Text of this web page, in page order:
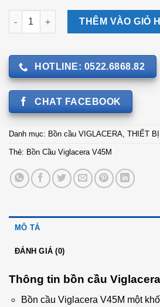
Bồn Cầu Viglacera V45M số lượng
THÊM VÀO GIỎ
HOTLINE: 0522.6868.82
CHAT FACEBOOK
Danh mục: Bồn cầu VIGLACERA, THIẾT
Thẻ: Bồn Cầu Viglacera V45M
MÔ TẢ
ĐÁNH GIÁ (0)
Thông tin bồn cầu
Bồn cầu Viglacera V45M một